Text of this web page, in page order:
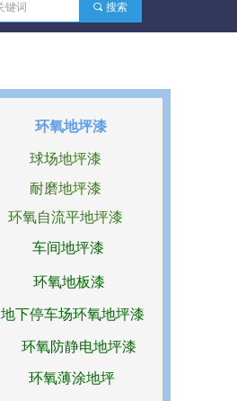
끠 搜索
环氧地坪漆
环氧地板漆
车间地坪漆
球场地坪漆
耐磨地坪漆
环氧自流平地坪漆
地下停车场环氧地坪漆
环氧防静电地坪漆
环氧薄涂地坪